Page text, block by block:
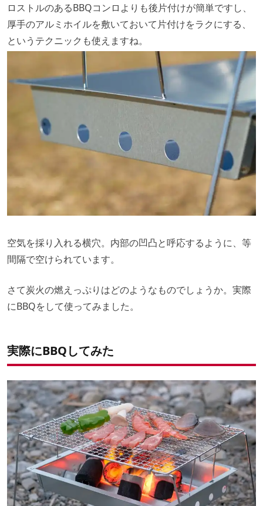
ロストルのあるBBQコンロよりも後片付けが簡単ですし、
厚手のアルミホイルを敷いておいて片付けをラクにする、
というテクニックも使えますね。
空気を採り入れる横穴。内部の凹凸と呼応するように、等
間隔で空けられています。
さて炭火の燃えっぷりはどのようなものでしょうか。実際
にBBQをして使ってみました。
実際にBBQしてみた